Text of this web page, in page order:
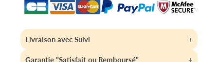
Livraison avec Suivi
Garantie "Satisfait ou Remboursé"